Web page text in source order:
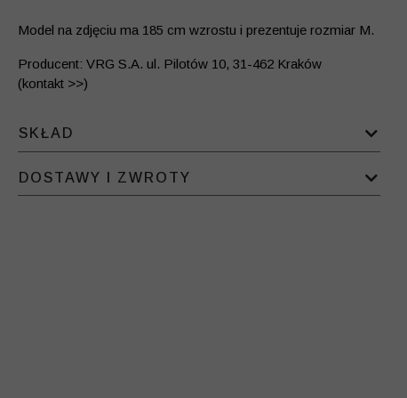
Model na zdjęciu ma 185 cm wzrostu i prezentuje rozmiar M.
Producent: VRG S.A. ul. Pilotów 10, 31-462 Kraków
(kontakt >>)
SKŁAD
DOSTAWY I ZWROTY